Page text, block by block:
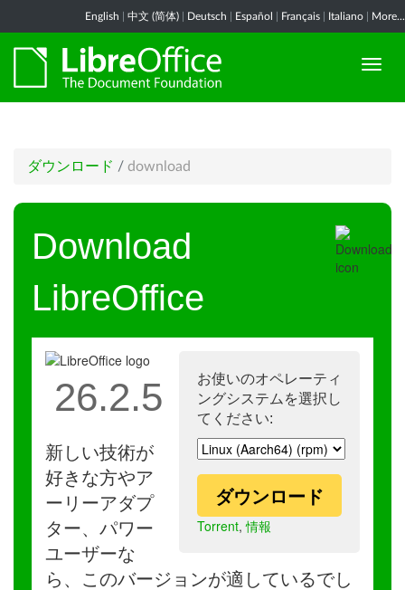
English 中文 (简体) Deutsch Español Français Italiano More...
ダウンロード / download
Download
LibreOffice
お使いのオペレーティ
ングシステムを選択し
てください:
ダウンロード
Torrent,情報
26.2.5
新しい技術が
好きな方やア
ーリーアダプ
ター、パワー
ユーザーな
ら、このバージョンが適しているでし